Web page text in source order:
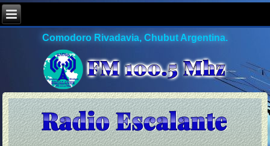
Comodoro Rivadavia, Chubut Argentina.